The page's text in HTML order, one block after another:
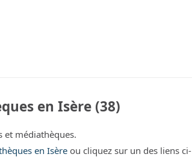
en Isère (38)
et médiathèques.
en Isère ou cliquez sur un des liens ci-